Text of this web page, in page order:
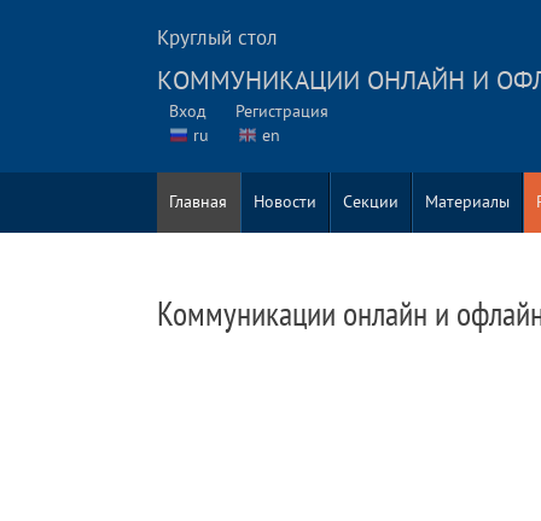
Круглый стол
КОММУНИКАЦИИ ОНЛАЙН И
Вход
Регистрация
ru
en
Главная Новости Секции Материалы
Коммуникации онлайн и